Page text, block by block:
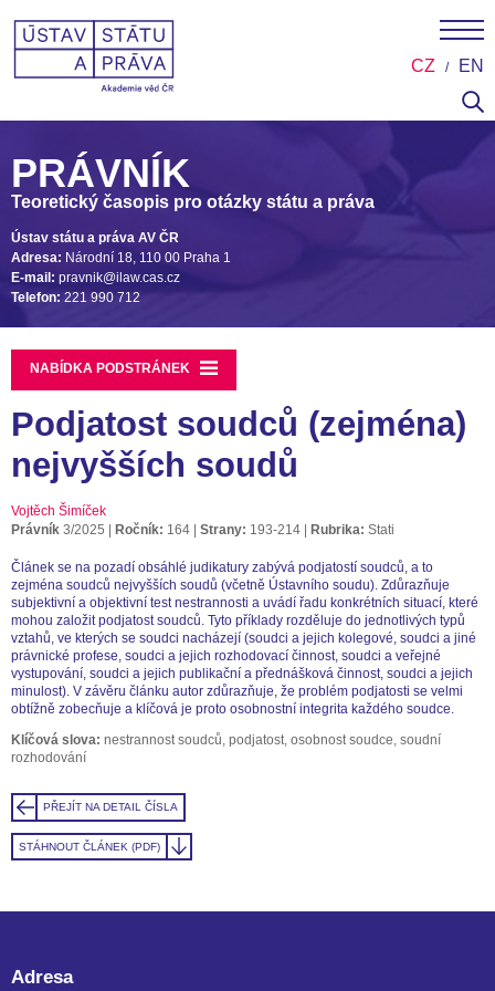
CZ EN
PRÁVNÍK
Teoretický časopis pro otázky státu a práva
Ústav státu a práva AV ČR
Adresa: Národní 18, 110 00 Praha 1
E-mail: pravnik@ilaw.cas.cz
Telefon: 221 990 712
NABÍDKA PODSTRÁNEK
Podjatost soudců (zejména)
nejvyšších soudů
Vojtěch Šimíček
Právník 3/2025 Ročník: 164 Strany: 193-214 Rubrika: Stati
Článek se na pozadí obsáhlé judikatury zabývá podjatostí soudců, a to
zejména soudců nejvyšších soudů (včetně Ústavního soudu). Zdůrazňuje
subjektivní a objektivní test nestrannosti a uvádí řadu konkrétních situací, které
mohou založit podjatost soudců. Tyto příklady rozděluje do jednotlivých typů
vztahů, ve kterých se soudci nacházejí (soudci a jejich kolegové, soudci a jiné
právnické profese, soudci a jejich rozhodovací činnost, soudci a veřejné
vystupování, soudci a jejich publikační a přednášková činnost, soudci a jejich
minulost). V závěru článku autor zdůrazňuje, že problém podjatosti se velmi
obtížně zobecňuje a klíčová je proto osobnostní integrita každého soudce.
Klíčová slova: nestrannost soudců, podjatost, osobnost soudce, soudní
rozhodování
PŘEJÍT NA DETAIL ČÍSLA
STÁHNOUT ČLÁNEK (PDF)
Adresa